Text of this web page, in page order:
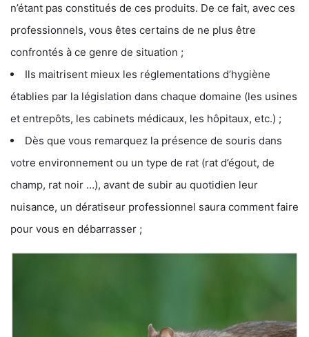
n’étant pas constitués de ces produits. De ce fait, avec ces
professionnels, vous êtes certains de ne plus être
confrontés à ce genre de situation ;
Ils maitrisent mieux les réglementations d’hygiène
établies par la législation dans chaque domaine (les usines
et entrepôts, les cabinets médicaux, les hôpitaux, etc.) ;
Dès que vous remarquez la présence de souris dans
votre environnement ou un type de rat (rat d’égout, de
champ, rat noir …), avant de subir au quotidien leur
nuisance, un dératiseur professionnel saura comment faire
pour vous en débarrasser ;